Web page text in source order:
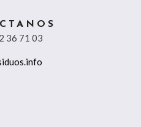
36 71 03